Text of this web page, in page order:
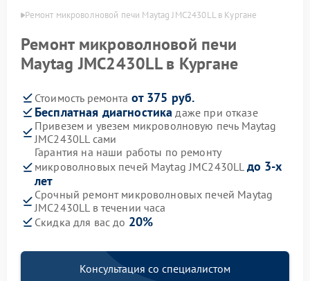
Ремонт микроволновой печи Maytag JMC2430LL в Кургане
Ремонт микроволновой печи
Maytag JMC2430LL в Кургане
Стоимость ремонта от 375 руб.
Бесплатная диагностика даже при отказе
Привезем и увезем микроволновую печь Maytag
JMC2430LL сами
Гарантия на наши работы по ремонту
микроволновых печей Maytag JMC2430LL до 3-х
лет
Срочный ремонт микроволновых печей Maytag
JMC2430LL в течении часа
Скидка для вас до 20%
Консультация со специалистом